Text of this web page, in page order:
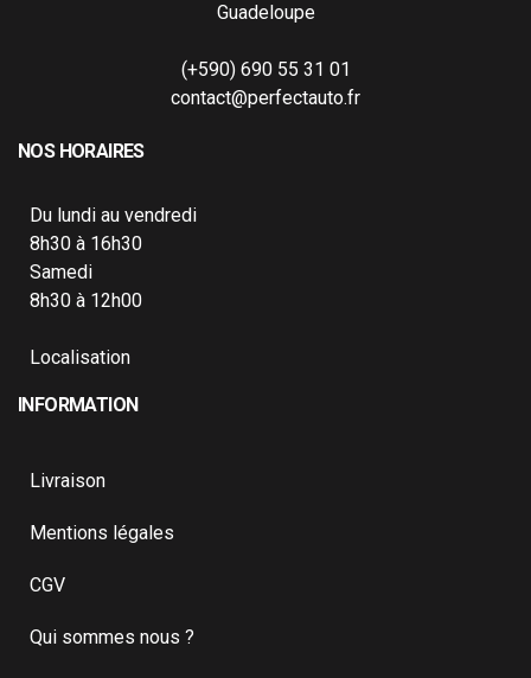
Guadeloupe
(+590) 690 55 31 01
contact@perfectauto.fr
NOS HORAIRES
Du lundi au vendredi
8h30 à 16h30
Samedi
8h30 à 12h00
Localisation
INFORMATION
Livraison
Mentions légales
CGV
Qui sommes nous ?